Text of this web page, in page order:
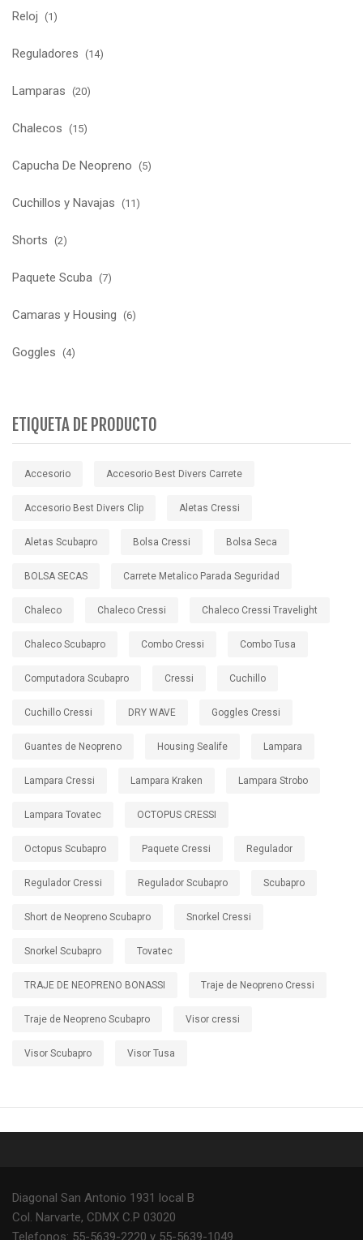
Reloj (1)
Reguladores (14)
Lamparas (20)
Chalecos (15)
Capucha De Neopreno (5)
Cuchillos y Navajas (11)
Shorts (2)
Paquete Scuba (7)
Camaras y Housing (6)
Goggles (4)
ETIQUETA DE PRODUCTO
Accesorio Accesorio Best Divers Carrete
Accesorio Best Divers Clip Aletas Cressi
Aletas Scubapro Bolsa Cressi Bolsa Seca
BOLSA SECAS Carrete Metalico Parada Seguridad
Chaleco Chaleco Cressi Chaleco Cressi Travelight
Chaleco Scubapro Combo Cressi Combo Tusa
Computadora Scubapro Cressi Cuchillo
Cuchillo Cressi DRY WAVE Goggles Cressi
Guantes de Neopreno Housing Sealife Lampara
Lampara Cressi Lampara Kraken Lampara Strobo
Lampara Tovatec OCTOPUS CRESSI
Octopus Scubapro Paquete Cressi Regulador
Regulador Cressi Regulador Scubapro Scubapro
Short de Neopreno Scubapro Snorkel Cressi
Snorkel Scubapro Tovatec
TRAJE DE NEOPRENO BONASSI Traje de Neopreno Cressi
Traje de Neopreno Scubapro Visor cressi
Visor Scubapro Visor Tusa
Diagonal San Antonio 1931 local B
Col. Narvarte, CDMX C.P 03020
Telefonos: 55-5639-2220 y 55-5639-1049